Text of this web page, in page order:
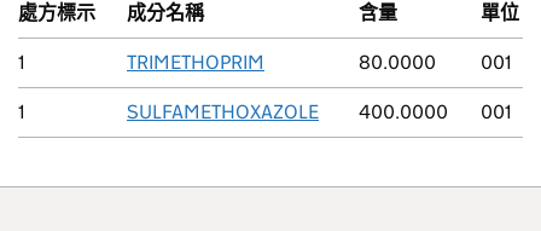
處方標示 成分名稱 含量 單位
1 TRIMETHOPRIM 80.0000 001
1 SULFAMETHOXAZOLE 400.0000 001